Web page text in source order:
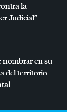
la
Judicial”
nombrar en su
del territorio